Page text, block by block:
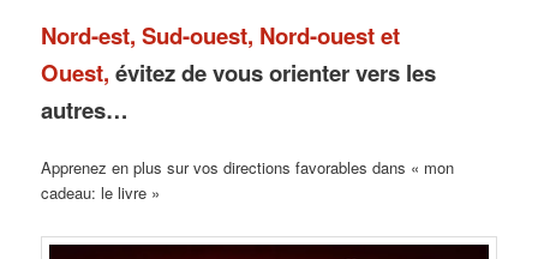
Nord-est, Sud-ouest, Nord-ouest et
Ouest,évitez de vous orienter vers les
autres…
Apprenez en plus sur vos directions favorables dans « mon
cadeau: le livre »